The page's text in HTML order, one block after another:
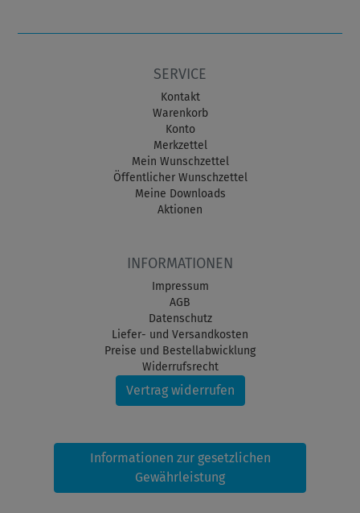
SERVICE
Kontakt
Warenkorb
Konto
Merkzettel
Mein Wunschzettel
Öffentlicher Wunschzettel
Meine Downloads
Aktionen
INFORMATIONEN
Impressum
AGB
Datenschutz
Liefer- und Versandkosten
Preise und Bestellabwicklung
Widerrufsrecht
Vertrag widerrufen
Informationen zur gesetzlichen
Gewährleistung